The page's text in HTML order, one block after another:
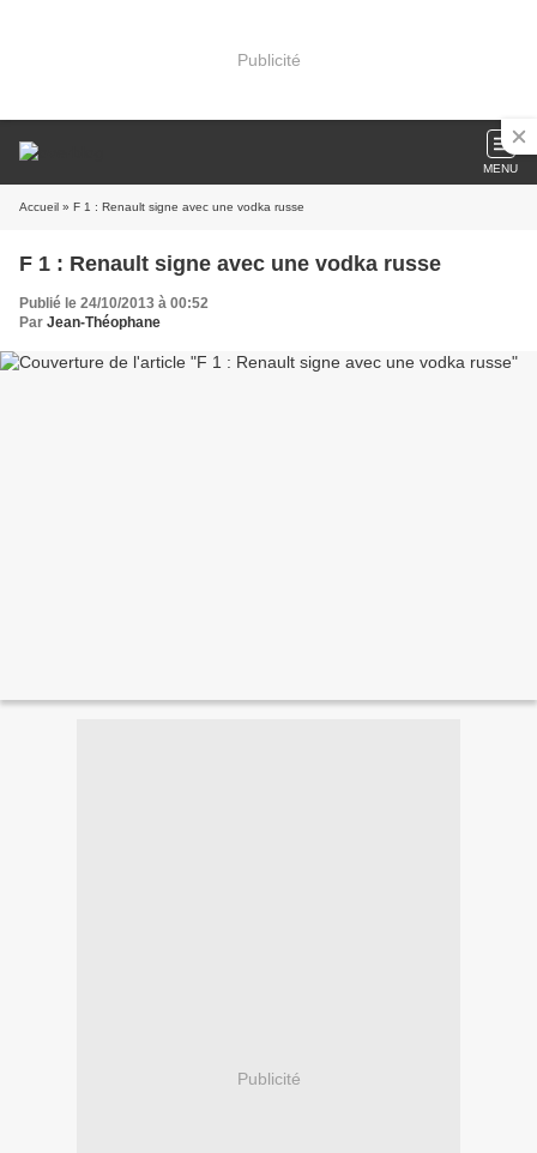
Publicité
MENU
Accueil » F 1 : Renault signe avec une vodka russe
F 1 : Renault signe avec une vodka russe
Publié le 24/10/2013 à 00:52
Par Jean-Théophane
Publicité